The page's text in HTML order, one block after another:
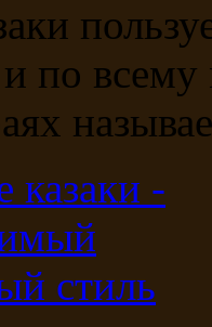
по всему